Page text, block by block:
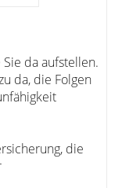
da aufstellen.
da, die Folgen
die